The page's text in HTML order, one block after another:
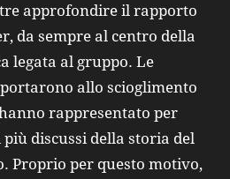
approfondire il rapporto
da sempre al centro della
legata al gruppo. Le
allo scioglimento
rappresentato per
discussi della storia del
Proprio per questo motivo,